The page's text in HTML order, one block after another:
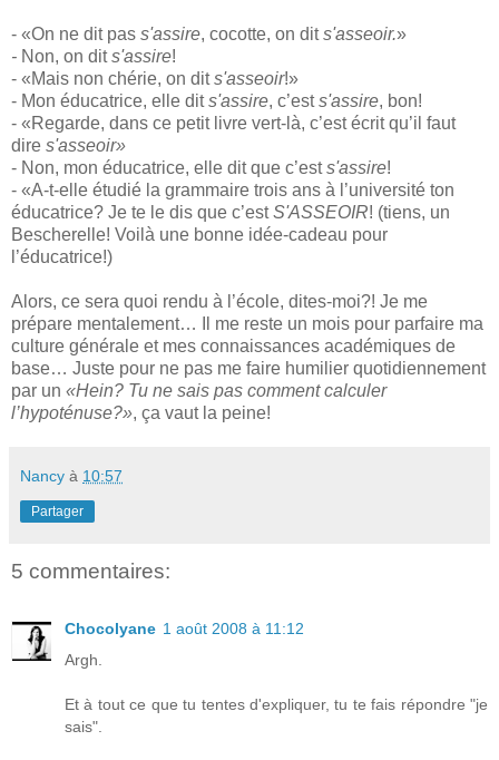
- «On ne dit pas s'assire, cocotte, on dits'asseoir.»
- Non, on dits'assire!
- «Mais non chérie, on dits'asseoir!»
- Mon éducatrice, elle dits'assire, c’ests'assire, bon!
- «Regarde, dans ce petit livre vert-là, c’est écrit qu’il faut
dire s'asseoir»
- Non, mon éducatrice, elle dit que c’ests'assire!
- «A-t-elle étudié la grammaire trois ans à l’université ton
éducatrice? Je te le dis que c’estS'ASSEOIR! (tiens, un
Bescherelle! Voilà une bonne idée-cadeau pour
l’éducatrice!)
Alors, ce sera quoi rendu à l’école, dites-moi?! Je me
prépare mentalement… Il me reste un mois pour parfaire ma
culture générale et mes connaissances académiques de
base… Juste pour ne pas me faire humilier quotidiennement
par un «Hein? Tu ne sais pas comment calculer
l’hypoténuse?», ça vaut la peine!
Nancy à 10:57
Partager
5 commentaires:
Chocolyane 1 août 2008 à 11:12
Argh.
Et à tout ce que tu tentes d'expliquer, tu te fais répondre "je
sais".